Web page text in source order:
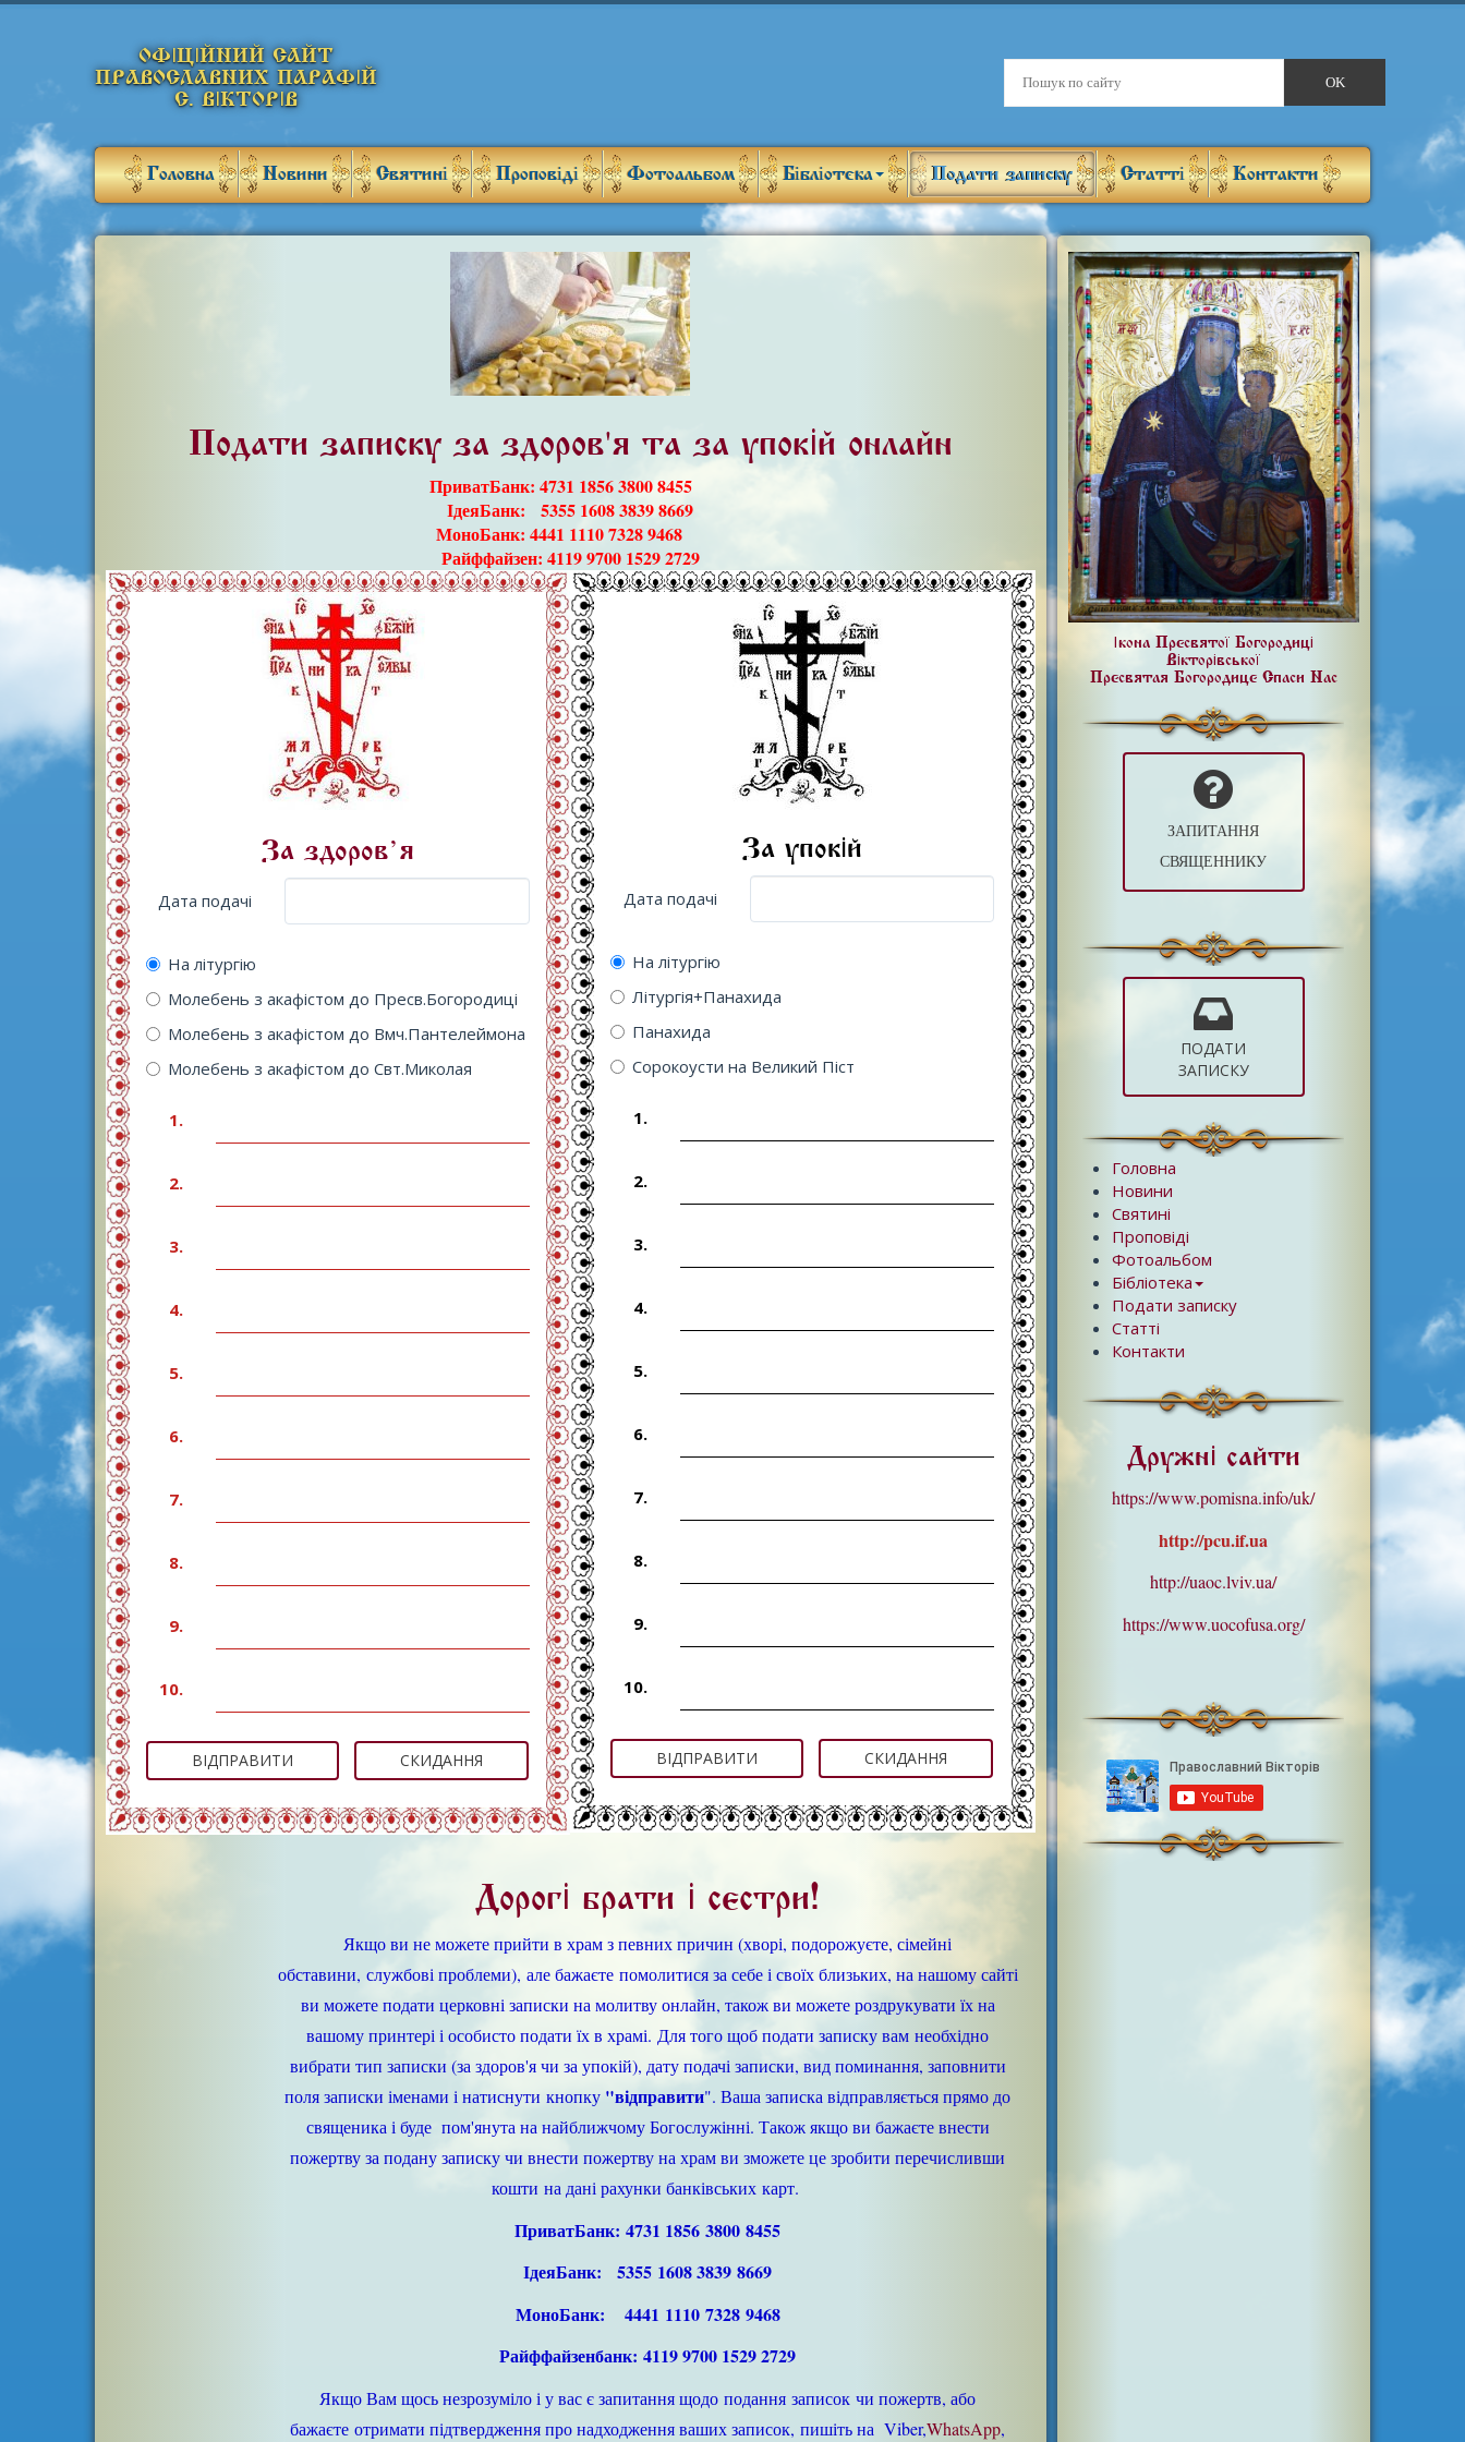
ОФІЦІЙНИЙ САЙТ
ПРАВОСЛАВНИХ ПАРАФІЙ
С. ВІКТОРІВ
Головна Новини Святині Проповіді Фотоальбом Бібліотека Подати записку Статті Контакти
Подати записку за здоров'я та за упокій онлайн
ПриватБанк: 4731 1856 3800 8455
ІдеяБанк: 5355 1608 3839 8669
МоноБанк: 4441 1110 7328 9468
Райффайзен: 4119 9700 1529 2729
За здоров’я
Дата подачі
На літургію
Молебень з акафістом до Пресв.Богородиці
Молебень з акафістом до Вмч.Пантелеймона
Молебень з акафістом до Свт.Миколая
1.
2.
3.
4.
5.
6.
7.
8.
9.
10.
ВІДПРАВИТИ СКИДАННЯ
За упокій
Дата подачі
На літургію
Літургія+Панахида
Панахида
Сорокоусти на Великий Піст
1.
2.
3.
4.
5.
6.
7.
8.
9.
10.
ВІДПРАВИТИ СКИДАННЯ
Дорогі брати і сестри!
Якщо ви не можете прийти в храм з певних причин (хворі, подорожуєте, сімейні
обставини, службові проблеми), але бажаєте помолитися за себе і своїх близьких, на нашому сайті
ви можете подати церковні записки на молитву онлайн, також ви можете роздрукувати їх на
вашому принтері і особисто подати їх в храмі. Для того щоб подати записку вам необхідно
вибрати тип записки (за здоров'я чи за упокій), дату подачі записки, вид поминання, заповнити
поля записки іменами і натиснути кнопку "відправити". Ваша записка відправляється прямо до
священика і буде пом'янута на найближчому Богослужінні. Також якщо ви бажаєте внести
пожертву за подану записку чи внести пожертву на храм ви зможете це зробити перечисливши
кошти на дані рахунки банківських карт.
ПриватБанк: 4731 1856 3800 8455
ІдеяБанк: 5355 1608 3839 8669
МоноБанк: 4441 1110 7328 9468
Райффайзенбанк: 4119 9700 1529 2729
Якщо Вам щось незрозуміло і у вас є запитання щодо подання записок чи пожертв, або
бажаєте отримати підтвердження про надходження ваших записок, пишіть на Viber,WhatsApp,
Ікона Пресвятої Богородиці
Вікторівської
Пресвятая Богородице Спаси Нас
ЗАПИТАННЯ
СВЯЩЕННИКУ
ПОДАТИ
ЗАПИСКУ
Головна
Новини
Святині
Проповіді
Фотоальбом
Бібліотека
Подати записку
Статті
Контакти
Дружні сайти
https://www.pomisna.info/uk/
http://pcu.if.ua
http://uaoc.lviv.ua/
https://www.uocofusa.org/